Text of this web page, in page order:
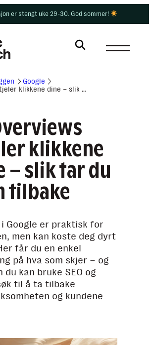
er stengt uke 29-30. God sommer!
Google
AI Overviews stjeler klikkene dine – slik tar du dem tilbake
klikkene
– slik tar du
tilbake
Google er praktisk for
men kan koste deg dyrt
får du en enkel
på hva som skjer – og
du kan bruke SEO og
til å ta tilbake
og kundene